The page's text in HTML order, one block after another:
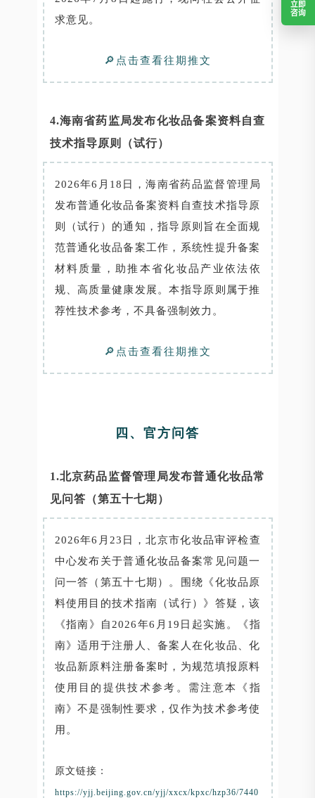
求意见。
🔎点击查看往期推文
4.海南省药监局发布化妆品备案资料自查
技术指导原则（试行）
2026年6月18日，海南省药品监督管理局
发布普通化妆品备案资料自查技术指导原
则（试行）的通知，指导原则旨在全面规
范普通化妆品备案工作，系统性提升备案
材料质量，助推本省化妆品产业依法依
规、高质量健康发展。本指导原则属于推
荐性技术参考，不具备强制效力。
🔎点击查看往期推文
四、官方问答
1.北京药品监督管理局发布普通化妆品常
见问答（第五十七期）
2026年6月23日，北京市化妆品审评检查
中心发布关于普通化妆品备案常见问题一
问一答（第五十七期）。围绕《化妆品原
料使用目的技术指南（试行）》答疑，该
《指南》自2026年6月19日起实施。《指
南》适用于注册人、备案人在化妆品、化
妆品新原料注册备案时，为规范填报原料
使用目的提供技术参考。需注意本《指
南》不是强制性要求，仅作为技术参考使
用。
原文链接：
https://yjj.beijing.gov.cn/yjj/xxcx/kpxc/hzp36/7440
立即
咨询